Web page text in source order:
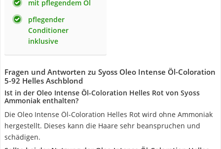
mit pflegendem Öl
pflegender
Conditioner
inklusive
Fragen und Antworten zu Syoss Oleo Intense Öl-Coloration
5-92 Helles Aschblond
Ist in der Oleo Intense Öl-Coloration Helles Rot von Syoss
Ammoniak enthalten?
Die Oleo Intense Öl-Coloration Helles Rot wird ohne Ammoniak
hergestellt. Dieses kann die Haare sehr beanspruchen und
schädigen.